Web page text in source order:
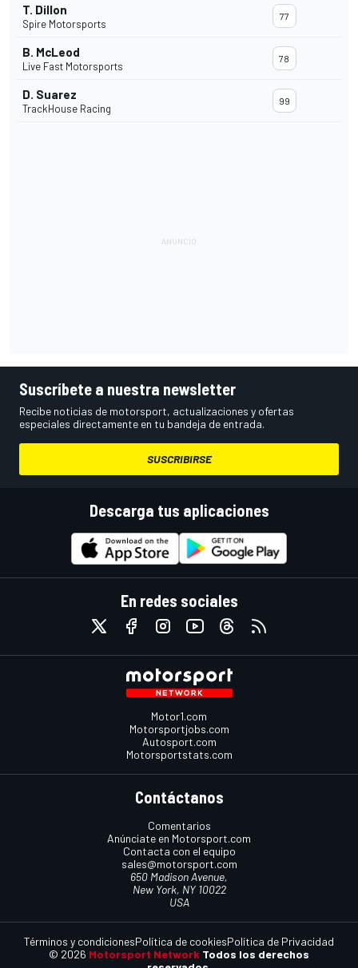
T. Dillon
Spire Motorsports
77
B. McLeod
Live Fast Motorsports
78
D. Suarez
TrackHouse Racing
99
Suscríbete a nuestra newsletter
Recibe noticias de motorsport, actualizaciones y ofertas
especiales directamente en tu bandeja de entrada.
SUSCRIBIRSE
Descarga tus aplicaciones
En redes sociales
Motor1.com
Motorsportjobs.com
Autosport.com
Motorsportstats.com
Contáctanos
Comentarios
Anúnciate en Motorsport.com
Contacta con el equipo
sales@motorsport.com
650 Madison Avenue,
New York, NY 10022
USA
© 2026 Motorsport Network Todos los derechos
Términos y condicionesPolítica de cookiesPolítica de Privacidad